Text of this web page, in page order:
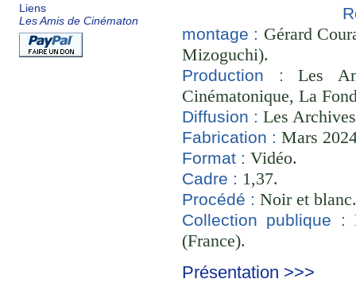
Liens
Les Amis de Cinématon
montage : Gérard
Mizoguchi).
Production :
Les
Cinématonique, La
Diffusion : Les
Fabrication : Mars
Format : Vidéo.
Cadre : 1,37.
Procédé : Noir et
Collection publique :
(France).
Présentation >>>